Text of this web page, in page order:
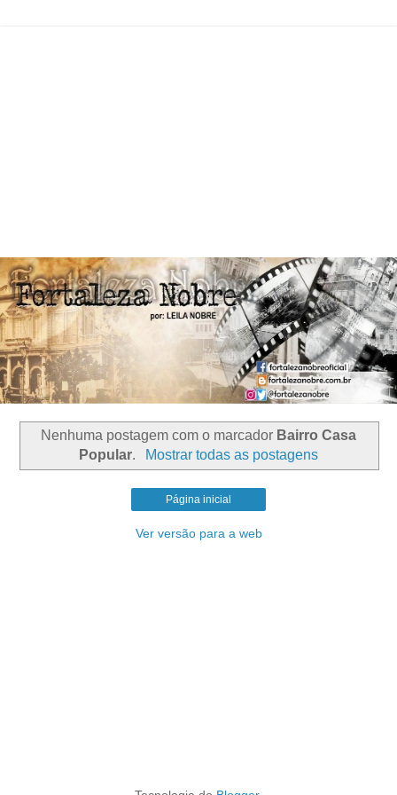
Nenhuma postagem com o marcador Bairro Casa
Popular. Mostrar todas as postagens
Página inicial
Ver versão para a web